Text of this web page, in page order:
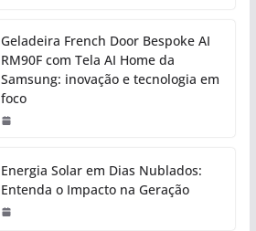
Geladeira French Door Bespoke AI
RM90F com Tela AI Home da
Samsung: inovação e tecnologia em
foco
Energia Solar em Dias Nublados:
Entenda o Impacto na Geração